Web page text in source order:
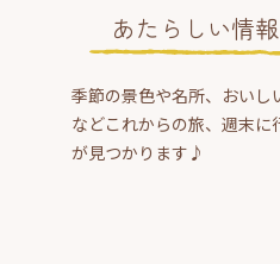
あたらしい情
季節の景色や名所、おいし
などこれからの旅、週末に
が見つかります♪